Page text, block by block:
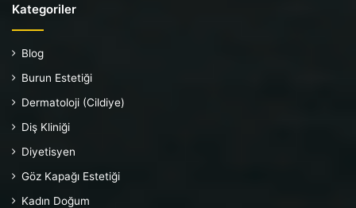
Kategoriler
Blog
Burun Estetiği
Dermatoloji (Cildiye)
Diş Kliniği
Diyetisyen
Göz Kapağı Estetiği
Kadın Doğum